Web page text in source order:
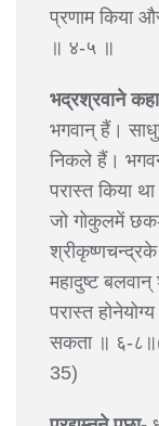
प्रणाम किया
॥ ४-५ ॥
भद्रश्रवाने
भगवान् हैं।
निकले हैं।
परास्त किया
जो गोकुलमें
श्रीकृष्णचन्द्रके
महादुष्ट
परास्त
सकता ॥ ६-
35)